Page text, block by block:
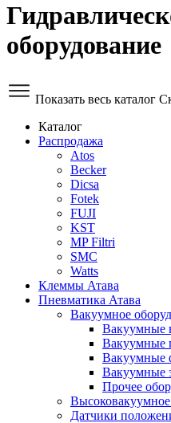
оборудование
Показать весь каталог
Каталог
Распродажа
Atos
Becker
Dicsa
Fotek
FUJI
KST
MP Filtri
SMC
Watts
Клеммы Атава
Пневматика Атава
Вакуумное
Вакуумные
Вакуумные
Вакуумные
Вакуумные
Прочее
Датчики